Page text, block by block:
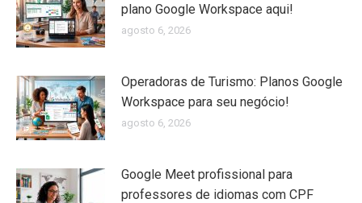
plano Google Workspace aqui!
agosto 6, 2026
Operadoras de Turismo: Planos Google
Workspace para seu negócio!
agosto 6, 2026
Google Meet profissional para
professores de idiomas com CPF